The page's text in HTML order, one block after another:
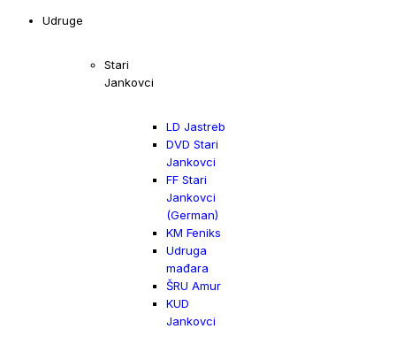
Udruge
Stari
Jankovci
LD Jastreb
DVD Stari
Jankovci
FF Stari
Jankovci
(German)
KM Feniks
Udruga
mađara
ŠRU Amur
KUD
Jankovci